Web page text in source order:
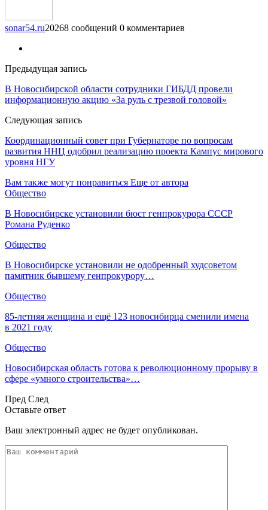
sonar54.ru20268 сообщений 0 комментариев
Предыдущая запись
В Новосибирской области сотрудники ГИБДД провели
информационную акцию «За руль с трезвой головой»
Следующая запись
Координационный совет при Губернаторе по вопросам
развития ННЦ одобрил реализацию проекта Кампус мирового
уровня НГУ
Вам также могут понравиться Еще от автора
Общество
В Новосибирске установили бюст генпрокурора СССР
Романа Руденко
Общество
В Новосибирске установили не одобренный худсоветом
памятник бывшему генпрокурору…
Общество
85-летняя женщина и ещё 123 новосибирца сменили имена
в 2021 году
Общество
Новосибирская область готова к революционному прорыву в
сфере «умного строительства»…
Пред След
Оставьте ответ
Ваш электронный адрес не будет опубликован.